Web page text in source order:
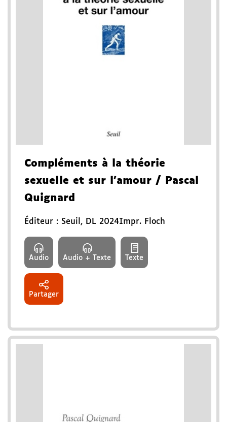
Compléments à la théorie
sexuelle et sur l'amour / Pascal
Quignard
Éditeur : Seuil , DL 2024Impr. Floch
Audio Audio + Texte Texte
Partager